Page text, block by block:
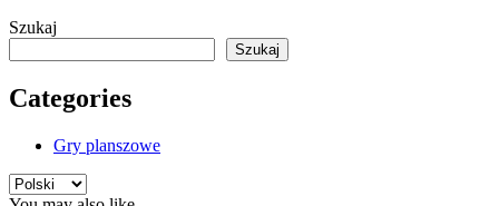
Szukaj
Szukaj
Categories
Gry planszowe
Wybierz
język